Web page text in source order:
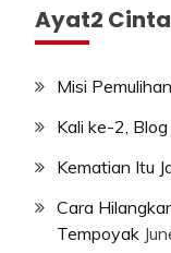
Ayat2 Cinta
Misi
Kali ke-2,
Kematian Itu
Cara
Tempoyak